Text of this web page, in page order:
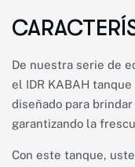
De nuestra serie de
el IDR KABAH
diseñado para
garantizando la
Con este tanque,